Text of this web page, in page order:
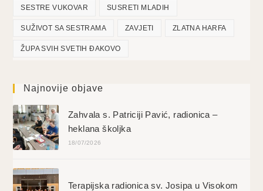
SESTRE VUKOVAR SUSRETI MLADIH
SUŽIVOT SA SESTRAMA ZAVJETI ZLATNA HARFA
ŽUPA SVIH SVETIH ĐAKOVO
Najnovije objave
Zahvala s. Patriciji Pavić, radionica –
heklana školjka
18/07/2026
Terapijska radionica sv. Josipa u Visokom